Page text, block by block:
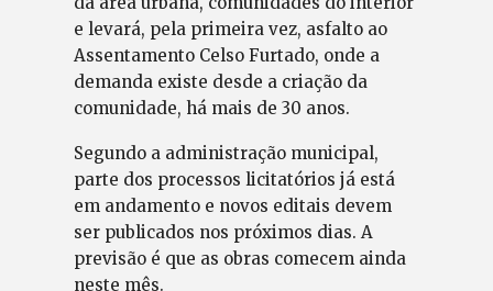
e levará, pela primeira vez, asfalto ao
Assentamento Celso Furtado, onde a
demanda existe desde a criação da
comunidade, há mais de 30 anos.
Segundo a administração municipal,
parte dos processos licitatórios já está
em andamento e novos editais devem
ser publicados nos próximos dias. A
previsão é que as obras comecem ainda
neste mês.